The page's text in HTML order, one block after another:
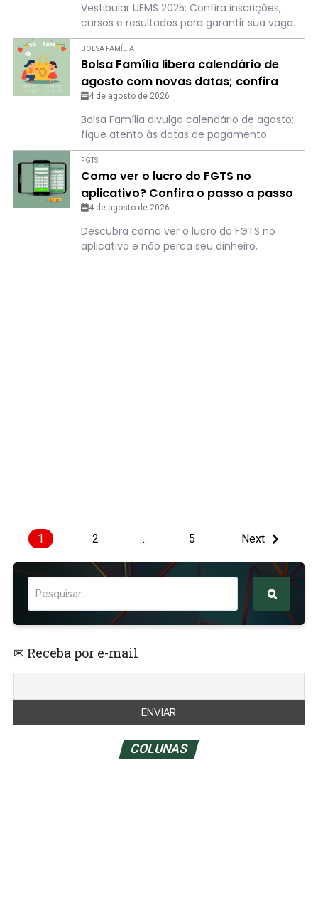
Vestibular UEMS 2025: Confira inscrições,
cursos e resultados para garantir sua vaga.
BOLSA FAMÍLIA
Bolsa Família libera calendário de
agosto com novas datas; confira
para não perder o dia
4 de agosto de 2026
Bolsa Família divulga calendário de agosto;
fique atento às datas de pagamento.
FGTS
Como ver o lucro do FGTS no
aplicativo? Confira o passo a passo
4 de agosto de 2026
Descubra como ver o lucro do FGTS no
aplicativo e não perca seu dinheiro.
1 2 … 5 Next
✉ Receba por e-mail
COLUNAS